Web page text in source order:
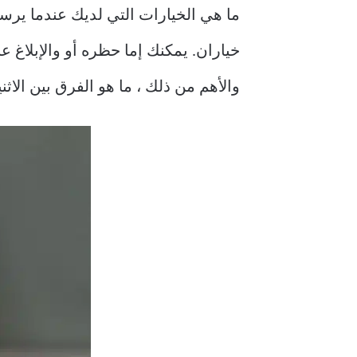
والأهم من ذلك ، ما هو الفرق بين